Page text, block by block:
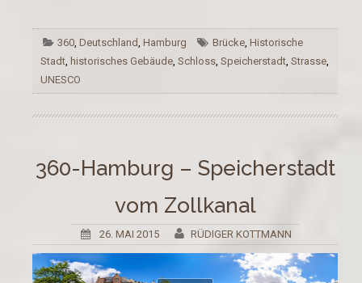
360 ,Deutschland ,Hamburg Brücke, Historische
Stadt historisches Gebäude Schloss Speicherstadt Strasse
UNESCO
360-Hamburg – Speicherstadt
vom Zollkanal
26. MAI 2015 RÜDIGER KOTTMANN